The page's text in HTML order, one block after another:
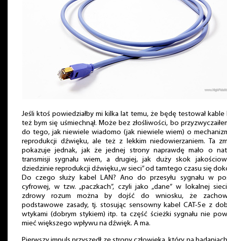
Jeśli ktoś powiedziałby mi kilka lat temu, że będę testował kable
też bym się uśmiechnął. Może bez złośliwości, bo
do tego, jak niewiele wiadomo (jak niewiele wiem) o
reprodukcji dźwięku, ale też z lekkim niedowierzaniem. Ta
pokazuje jednak, jak że jednej strony naprawdę mało o
transmisji sygnału wiem, a drugiej, jak duży skok
dziedzinie reprodukcji dźwięku „w sieci” od tamtego czasu się
Do czego służy kabel LAN? Ano do przesyłu sygnału w
cyfrowej, w tzw. „paczkach”, czyli jako „dane” w lokalnej
zdrowy rozum można by dojść do wniosku, że
podstawowe zasady, tj. stosując sensowny kabel CAT-5e z
wtykami (dobrym stykiem) itp. ta część ścieżki sygnału nie
mieć większego wpływu na dźwięk. A ma.